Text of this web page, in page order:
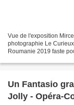
Vue de l'exposition
photographie Le
Roumanie 2019 faste
Un Fantasio
Jolly - Opéra-